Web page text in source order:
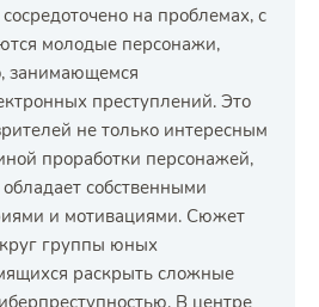
на проблемах, с
молодые персонажи,
занимающемся
преступлений. Это
не только интересным
проработки персонажей,
собственными
и мотивациями. Сюжет
группы юных
раскрыть сложные
В центре